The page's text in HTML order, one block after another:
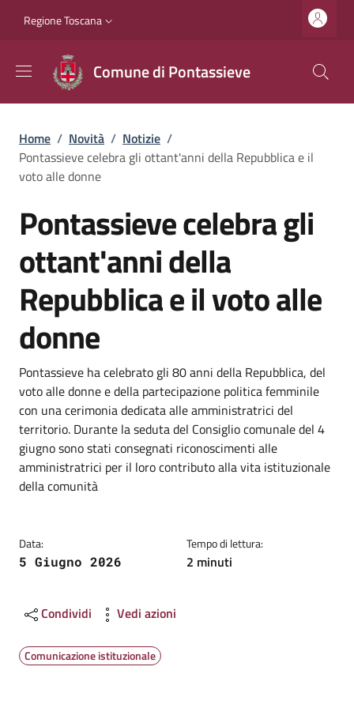
Slim top
Regione Toscana
Comune di Pontassieve
Briciole di pane
Home / Novità / Notizie /
Pontassieve celebra gli ottant'anni della Repubblica e il
voto alle donne
Pontassieve celebra gli
ottant'anni della
Repubblica e il voto alle
donne
Dettagli
Descrizione breve
Pontassieve ha celebrato gli 80 anni della Repubblica, del
voto alle donne e della partecipazione politica femminile
con una cerimonia dedicata alle amministratrici del
territorio. Durante la seduta del Consiglio comunale del 4
giugno sono stati consegnati riconoscimenti alle
amministratrici per il loro contributo alla vita istituzionale
della comunità
Data:
5 Giugno 2026
Tempo di lettura:
2 minuti
Condividi Vedi azioni
Comunicazione istituzionale